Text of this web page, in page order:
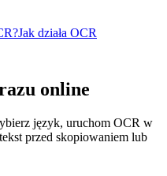
Jak działa OCR
online
język, uruchom OCR w
przed skopiowaniem lub